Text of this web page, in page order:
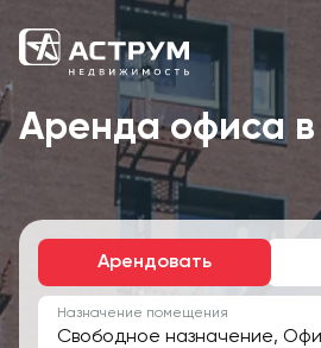
Аренда офиса
Арендовать
Назначение помещения
Свободное назначение,